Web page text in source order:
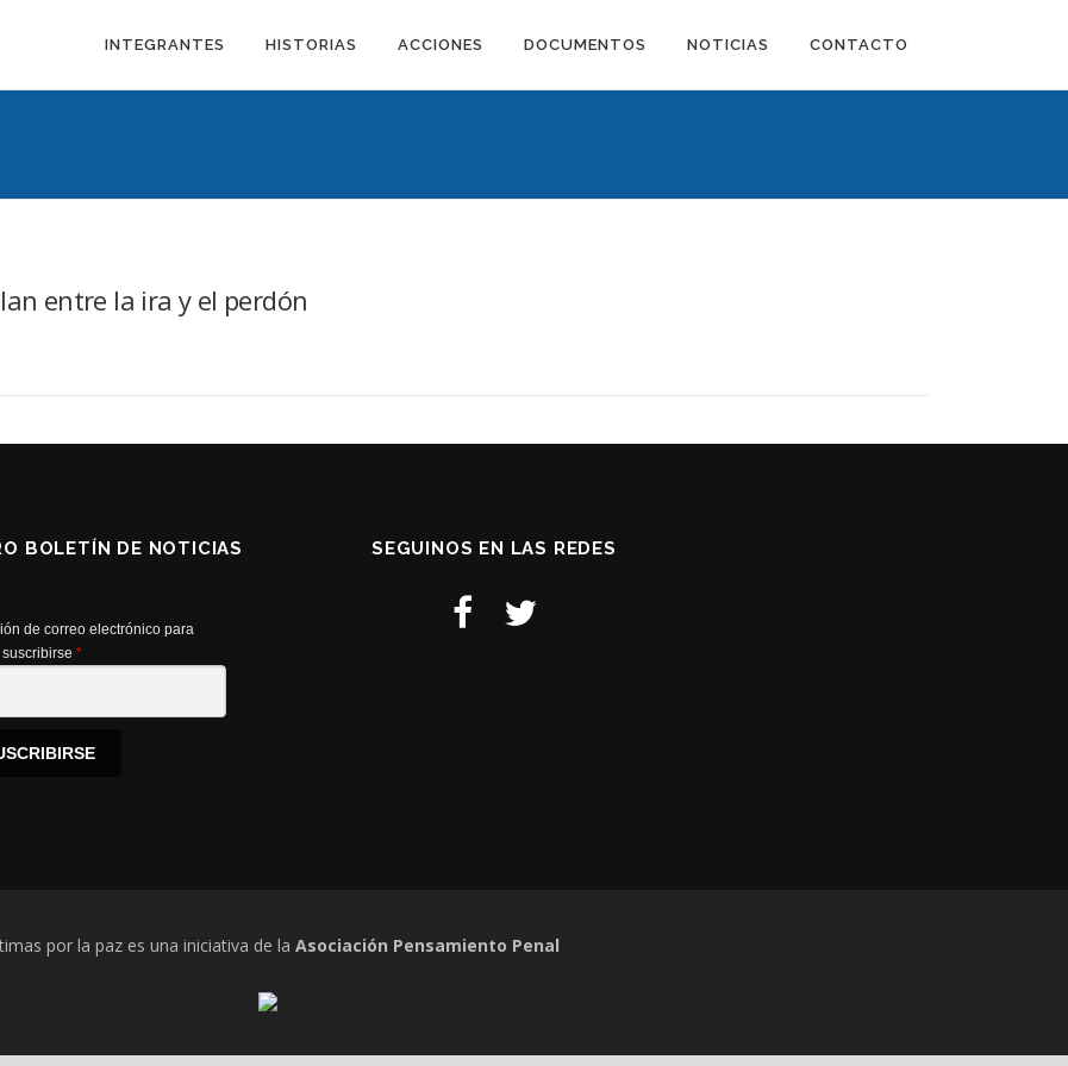
INTEGRANTES HISTORIAS ACCIONES DOCUMENTOS NOTICIAS CONTACTO
entre la ira y el perdón
BOLETÍN DE NOTICIAS
de correo electrónico para
suscribirse *
SEGUINOS EN LAS REDES
por la paz es una iniciativa de la Asociación Pensamiento Penal